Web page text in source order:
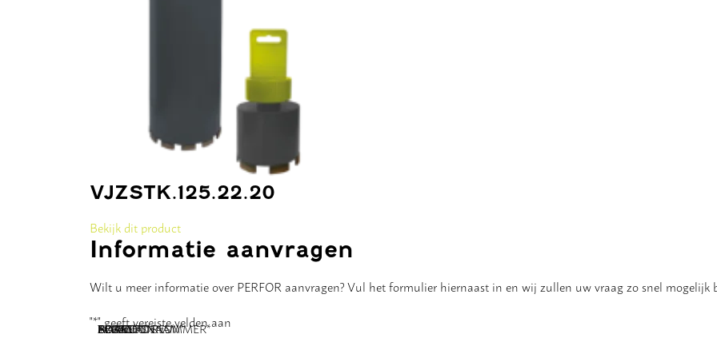
VJZSTK.125.22.20
Bekijk dit product
Informatie aanvragen
Wilt u meer informatie over PERFOR aanvragen? Vul het formulier hiernaast in en wij zullen uw vraag zo snel mogelijk
"*" geeft vereiste velden aan
NAAM*
BEDRIJFSNAAM*
E-MAILADRES*
TELEFOONNUMMER*
POSTCODE
ADRES
BERICHT*